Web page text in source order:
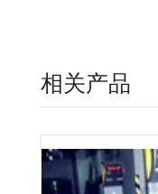
相关产品